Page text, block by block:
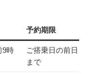
予約期限
9時
ご搭乗日の前日
まで